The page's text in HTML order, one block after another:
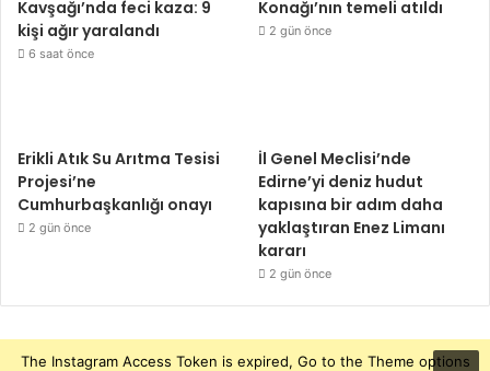
Kavşağı’nda feci kaza: 9
kişi ağır yaralandı
6 saat önce
Konağı’nın temeli atıldı
2 gün önce
Erikli Atık Su Arıtma Tesisi
Projesi’ne
Cumhurbaşkanlığı onayı
2 gün önce
İl Genel Meclisi’nde
Edirne’yi deniz hudut
kapısına bir adım daha
yaklaştıran Enez Limanı
kararı
2 gün önce
The Instagram Access Token is expired, Go to the Theme options